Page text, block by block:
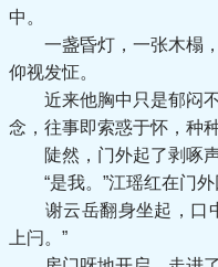
中。
一盏昏灯，一张木榻，
仰视发怔。
近来他胸中只是郁闷不
念，往事即索惑于怀，种
陡然，门外起了剥啄声
“是我。”江瑶红在门外
谢云岳翻身坐起，口中
上闩。”